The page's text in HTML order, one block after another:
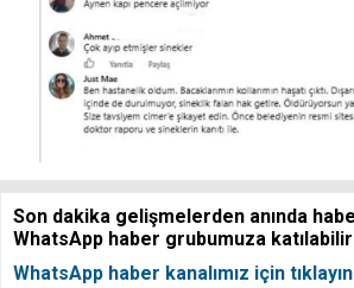
Son dakika gelişmelerden anında
WhatsApp haber grubumuza
WhatsApp haber kanalımız için